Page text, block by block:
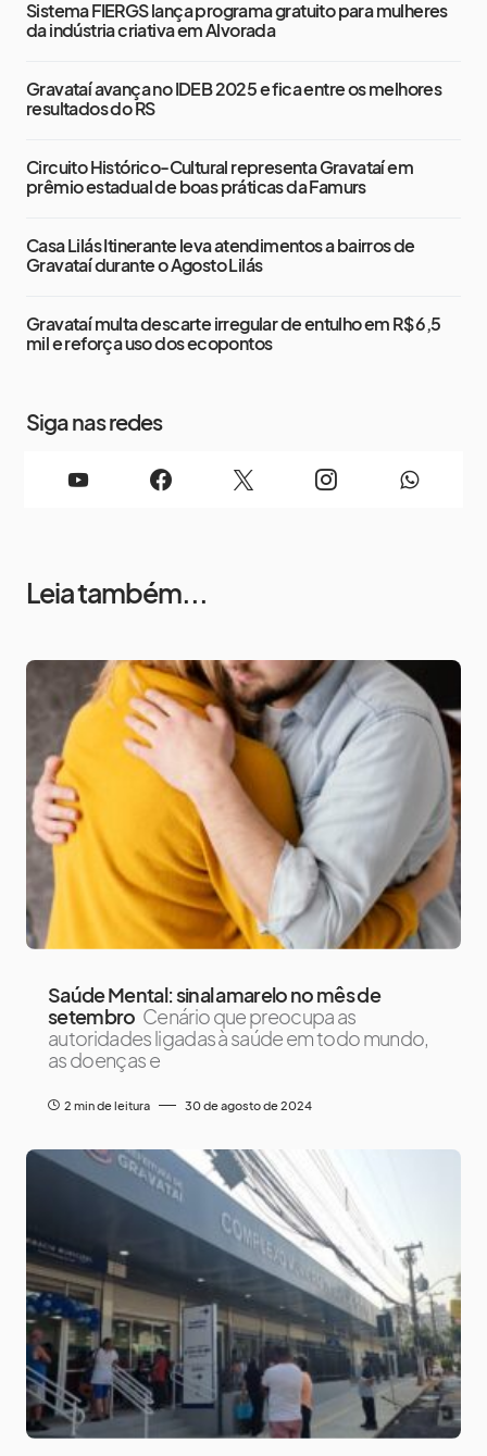
Sistema FIERGS lança programa gratuito para mulheres
da indústria criativa em Alvorada
Gravataí avança no IDEB 2025 e fica entre os melhores
resultados do RS
Circuito Histórico-Cultural representa Gravataí em
prêmio estadual de boas práticas da Famurs
Casa Lilás Itinerante leva atendimentos a bairros de
Gravataí durante o Agosto Lilás
Gravataí multa descarte irregular de entulho em R$ 6,5
mil e reforça uso dos ecopontos
Siga nas redes
Leia também...
Saúde Mental: sinal amarelo no mês de
setembro Cenário que preocupa as
autoridades ligadas à saúde em todo mundo,
as doenças e
2 min de leitura 30 de agosto de 2024